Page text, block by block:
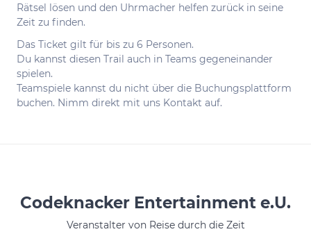
Rätsel lösen und den Uhrmacher helfen zurück in seine
Zeit zu finden.
Das Ticket gilt für bis zu 6 Personen.
Du kannst diesen Trail auch in Teams gegeneinander
spielen.
Teamspiele kannst du nicht über die Buchungsplattform
buchen. Nimm direkt mit uns Kontakt auf.
Codeknacker Entertainment e.U.
Veranstalter von Reise durch die Zeit